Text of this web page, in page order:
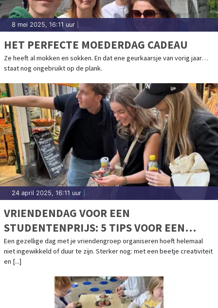
8 mei 2025, 16:11 uur
HET PERFECTE MOEDERDAG CADEAU
Ze heeft al mokken en sokken. En dat ene geurkaarsje van vorig jaar…
staat nog ongebruikt op de plank.
24 april 2025, 16:11 uur
VRIENDENDAG VOOR EEN
STUDENTENPRIJS: 5 TIPS VOOR EEN
ONVERGETELIJK UITJE
Een gezellige dag met je vriendengroep organiseren hoeft helemaal
niet ingewikkeld of duur te zijn. Sterker nog: met een beetje creativiteit
en [...]